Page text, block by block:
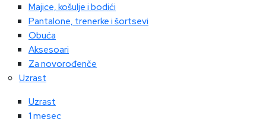
Majice, košulje i bodići
Pantalone, trenerke i šortsevi
Obuća
Aksesoari
Za novorođenče
Uzrast
Uzrast
1 mesec